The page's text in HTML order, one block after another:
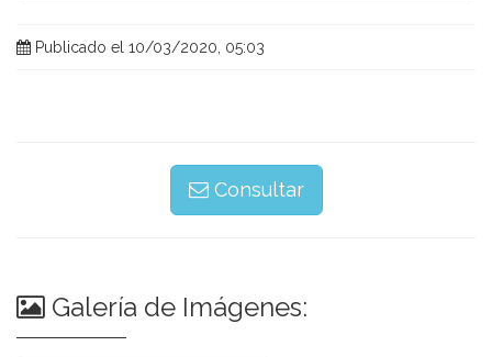
Publicado el 10/03/2020, 05:03
Consultar
Galería de Imágenes: